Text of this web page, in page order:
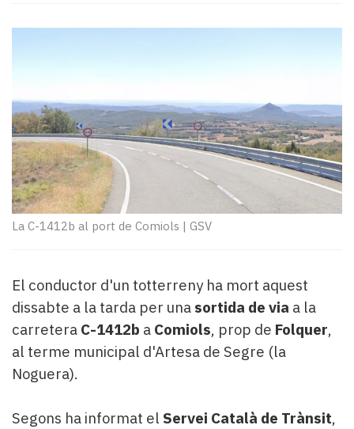
mitjans
Entrevistes
Enquestes
A
escena!
Dis
la
teva!
Subscriptors
del
Pallars
Contingut
patrocinat
Lo
més
Editorial
La C-1412b al port de Comiols | GSV
El conductor d'un totterreny ha mort aquest
dissabte a la tarda per una sortida de via a la
carretera C-1412b a Comiols, prop de Folquer,
al terme municipal d'Artesa de Segre (la
Noguera).
Segons ha informat el Servei Català de Trànsit,